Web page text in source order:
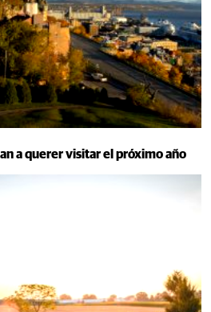
a querer visitar el próximo año